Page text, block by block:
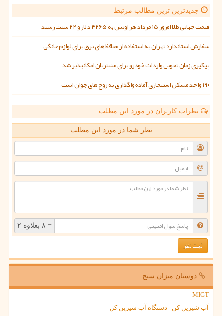
جدیدترین ترین مطالب مرتبط
قیمت جهانی طلا امروز ۱۵ مرداد هر اونس به ۴۲۶۵ دلار و ۲۲ سنت رسید
سفارش استاندارد تهران به استفاده از محافظ های برق برای لوازم خانگی
پیگیری زمان تحویل واردات خودرو برای مشتریان امکانپذیر شد
۱۹۰ واحد مسکن استیجاری آماده واگذاری به زوج های جوان است
نظرات کاربران در مورد این مطلب
نظر شما در مورد این مطلب
= ۸ بعلاوه ۲
دوستان میزان سنج
MIGT
آب شیرین کن - دستگاه آب شیرین کن